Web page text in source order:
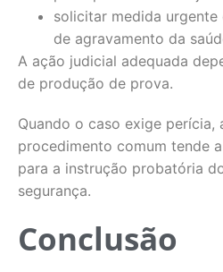
solicitar medida
de agravamento da
A ação judicial adequada
de produção de prova.
Quando o caso exige perícia,
procedimento comum tende
para a instrução probatória
segurança.
Conclusão